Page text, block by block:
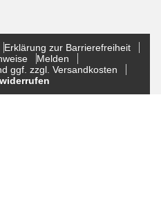
Erklärung zur Barrierefreiheit
Melden
ggf. zzgl. Versandkosten